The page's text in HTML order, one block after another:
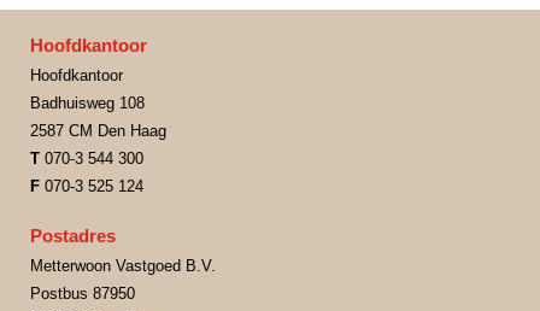
Hoofdkantoor
Hoofdkantoor
Badhuisweg 108
2587 CM Den Haag
T 070-3 544 300
F 070-3 525 124
Postadres
Metterwoon Vastgoed B.V.
Postbus 87950